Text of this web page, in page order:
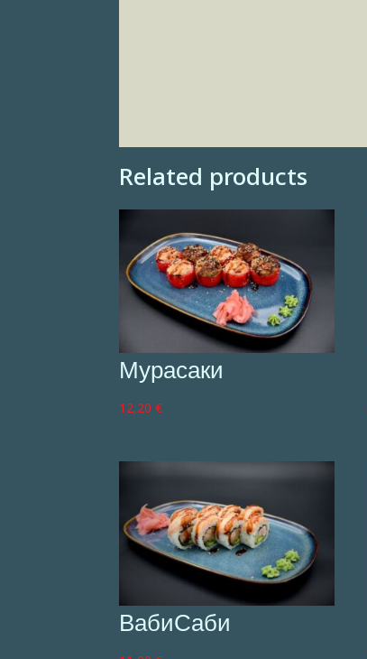
Related products
Мурасаки
12,20€
ВабиСаби